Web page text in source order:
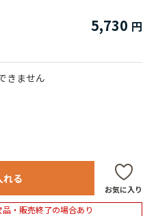
5,730
きません
れる
お気に入り
・販売終了の場合あり